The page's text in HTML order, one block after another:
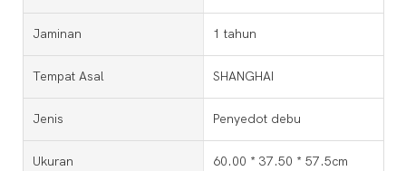
Jaminan 1 tahun
Tempat Asal SHANGHAI
Jenis Penyedot debu
Ukuran 60.00 * 37.50 * 57.5cm